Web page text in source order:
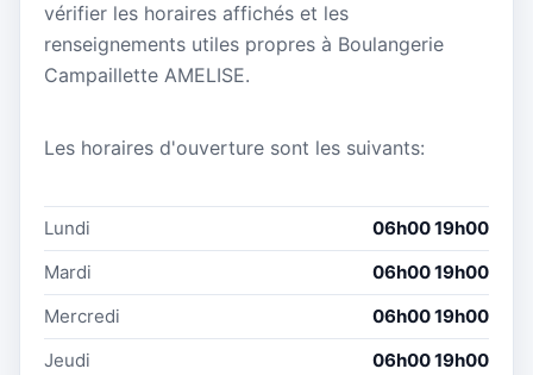
vérifier les horaires affichés et les
renseignements utiles propres à Boulangerie
Campaillette AMELISE.
Les horaires d'ouverture sont les suivants:
Lundi
06h00 19h00
Mardi
06h00 19h00
Mercredi
06h00 19h00
Jeudi
06h00 19h00